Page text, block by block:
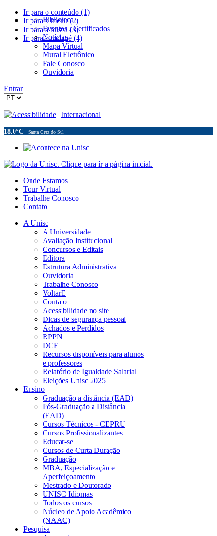
Ir para o conteúdo (1)
Ir para o menu (2)
Ir para a busca (3)
Ir para o rodapé (4)
Biblioteca
Eventos / Certificados
Notícias
Mapa Virtual
Mural Eletrônico
Fale Conosco
Ouvidoria
Entrar
Acessibilidade Internacional
18.0°C Santa Cruz do Sul
Onde Estamos
Tour Virtual
Trabalhe Conosco
Contato
A Unisc
A Universidade
Avaliação Institucional
Concursos e Editais
Editora
Estrutura Administrativa
Ouvidoria
Trabalhe Conosco
VoltarE
Contato
Acessibilidade no site
Dicas de segurança pessoal
Achados e Perdidos
RPPN
DCE
Recursos disponíveis para alunos
e professores
Relatório de Igualdade Salarial
Eleições Unisc 2025
Ensino
Graduação a distância (EAD)
Pós-Graduação a Distância
(EAD)
Cursos Técnicos - CEPRU
Cursos Profissionalizantes
Educar-se
Cursos de Curta Duração
Graduação
MBA, Especialização e
Aperfeiçoamento
Mestrado e Doutorado
UNISC Idiomas
Todos os cursos
Núcleo de Apoio Acadêmico
(NAAC)
Pesquisa